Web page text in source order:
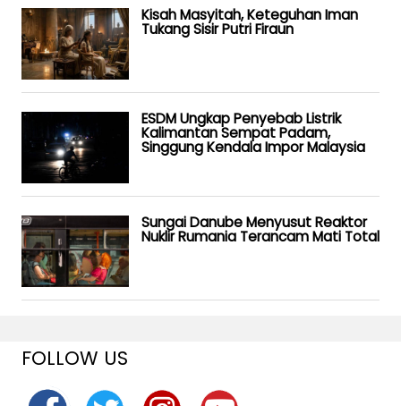
Kisah Masyitah, Keteguhan Iman
Tukang Sisir Putri Firaun
ESDM Ungkap Penyebab Listrik
Kalimantan Sempat Padam,
Singgung Kendala Impor Malaysia
Sungai Danube Menyusut Reaktor
Nuklir Rumania Terancam Mati Total
FOLLOW US